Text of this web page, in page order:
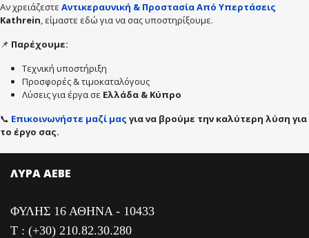
Αν χρειάζεστε Αντικεραυνική & Προστασία Από Υπερτάσεις
Kathrein, είμαστε εδώ για να σας υποστηρίξουμε.
📌 Παρέχουμε:
Τεχνική υποστήριξη
Προσφορές & τιμοκαταλόγους
Λύσεις για έργα σε Ελλάδα & Κύπρο
📞 Επικοινωνήστε μαζί μας για να βρούμε την καλύτερη λύση για
το έργο σας.
ΛΥΡΑ ΑΕΒΕ
ΦΥΛΗΣ 16 ΑΘΗΝΑ - 10433
T : (+30) 210.82.30.280